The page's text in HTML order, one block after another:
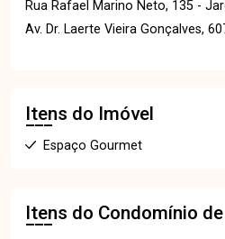
Rua Rafael Marino Neto, 135 -
Av. Dr. Laerte Vieira Gonçalves,
Itens do Imóvel
Espaço Gourmet
Itens do Condomínio